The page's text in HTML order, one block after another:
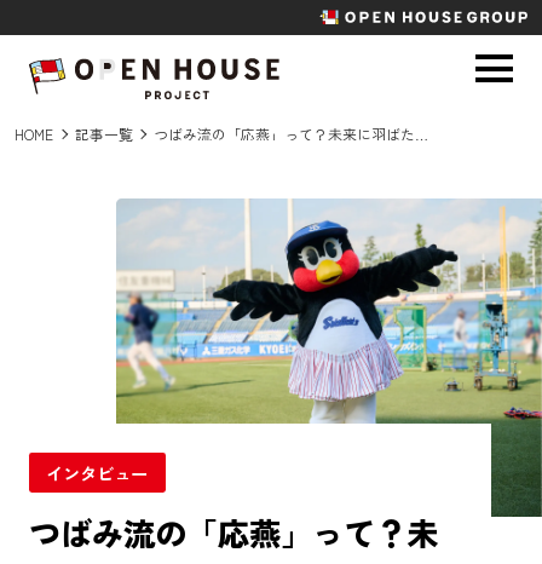
HOME 記事一覧
インタビュー
つばみ流の「応燕」って？未